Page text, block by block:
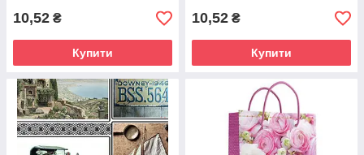
10,52 ₴
Купити
10,52 ₴
Купити